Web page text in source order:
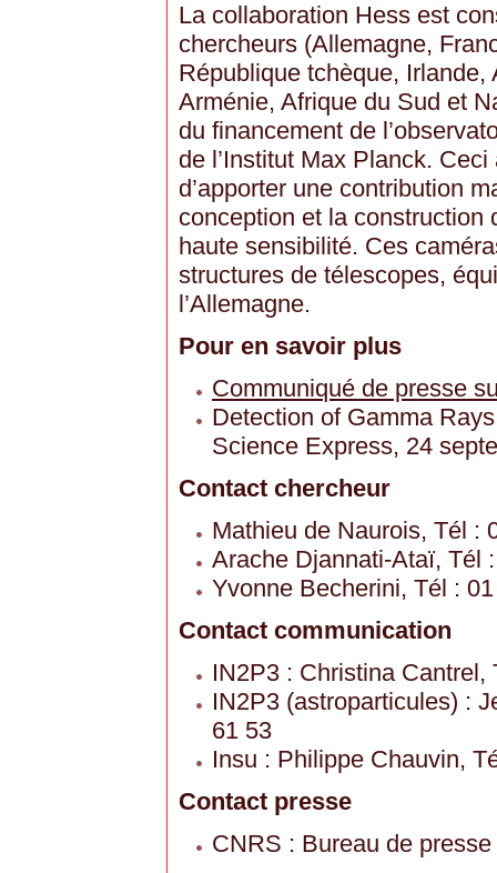
La collaboration Hess est
chercheurs (Allemagne,
République tchèque,
Arménie, Afrique du Sud et
du financement de
de l’Institut Max Planck.
d’apporter une contribution
conception et la construction
haute sensibilité. Ces
structures de télescopes,
l’Allemagne.
Pour en savoir plus
Communiqué de presse
Detection of Gamma
Science Express, 24
Contact chercheur
Mathieu de Naurois, Tél :
Arache Djannati-Ataï, Tél
Yvonne Becherini, Tél :
Contact communication
IN2P3 : Christina Cantrel,
IN2P3 (astroparticules) :
61 53
Insu : Philippe Chauvin,
Contact presse
CNRS : Bureau de